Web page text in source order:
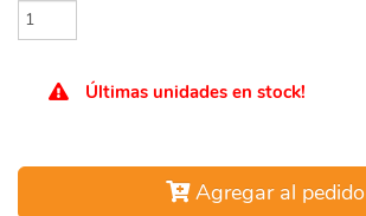
Últimas unidades en stock!
Agregar al pedido